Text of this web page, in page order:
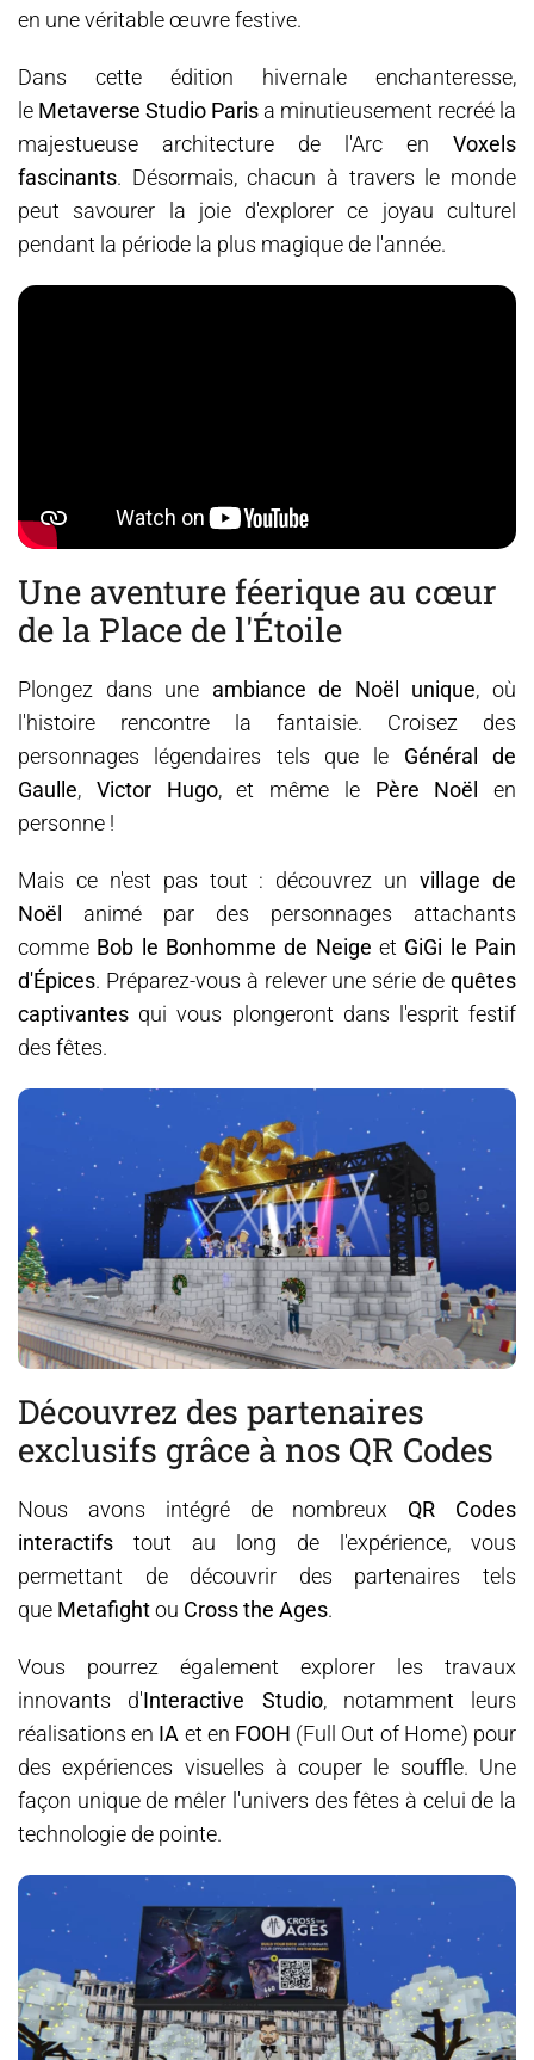
en une véritable œuvre festive.
Dans cette édition hivernale enchanteresse,
le Metaverse Studio Paris a minutieusement recréé la
majestueuse architecture de l'Arc enVoxels
fascinants. Désormais, chacun à travers le monde
peut savourer la joie d'explorer ce joyau culturel
pendant la période la plus magique de l'année.
Une aventure féerique au cœur
de la Place de l'Étoile
Plongez dans une ambiance de Noël unique, où
l'histoire rencontre la fantaisie. Croisez des
personnages légendaires tels que le Général de
Gaulle, Victor Hugo, et même le Père Noël
en
personne !
Mais ce n'est pas tout : découvrez unvillage de
Noël
animé par des personnages attachants
comme Bob le Bonhomme de Neige et GiGi le Pain
d'Épices. Préparez-vous à relever une série dequêtes
captivantesqui vous plongeront dans l'esprit festif
des fêtes.
Découvrez des partenaires
exclusifs grâce à nos QR Codes
Nous avons intégré de nombreux QR Codes
interactifstout au long de l'expérience, vous
permettant de découvrir des partenaires tels
que Metafightou Cross the Ages.
Vous pourrez également explorer les travaux
innovants d'Interactive Studio, notamment leurs
réalisations en IA et en FOOH (Full Out of Home) pour
des expériences visuelles à couper le souffle. Une
façon unique de mêler l'univers des fêtes à celui de la
technologie de pointe.